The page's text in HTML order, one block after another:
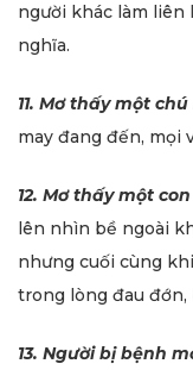
người khác làm liên
nghĩa.
11. Mơ thấy một
may đang đến, mọi
12. Mơ thấy một
lên nhìn bề ngoài
nhưng cuối cùng
trong lòng đau đớn,
13. Người bị bệnh